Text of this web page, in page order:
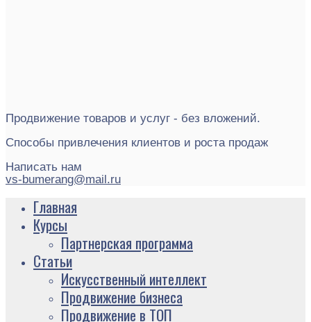
Продвижение товаров и услуг - без вложений.
Способы привлечения клиентов и роста продаж
Написать нам
vs-bumerang@mail.ru
Главная
Курсы
Партнерская программа
Статьи
Искусственный интеллект
Продвижение бизнеса
Продвижение в ТОП